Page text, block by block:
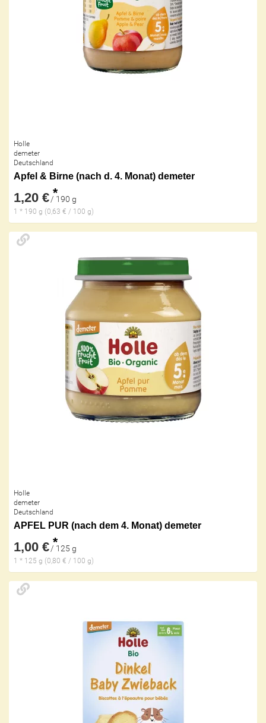
Holle
demeter
Deutschland
Apfel & Birne (nach d. 4. Monat) demeter
1,20 € *
/ 190 g
1 * 190 g (0,63 € / 100 g)
Holle
demeter
Deutschland
APFEL PUR (nach dem 4. Monat) demeter
1,00 € *
/ 125 g
1 * 125 g (0,80 € / 100 g)